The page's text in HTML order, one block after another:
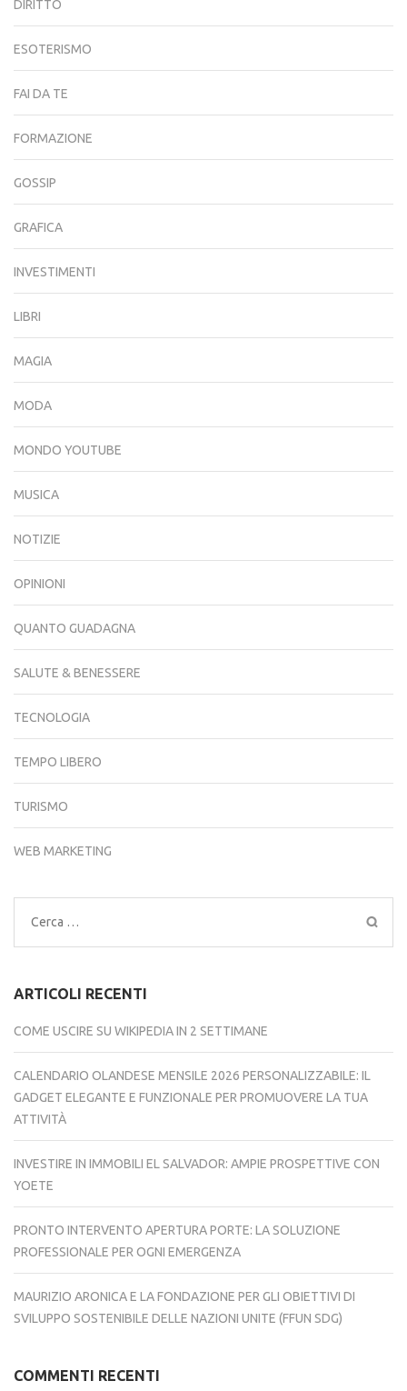
DIRITTO
ESOTERISMO
FAI DA TE
FORMAZIONE
GOSSIP
GRAFICA
INVESTIMENTI
LIBRI
MAGIA
MODA
MONDO YOUTUBE
MUSICA
NOTIZIE
OPINIONI
QUANTO GUADAGNA
SALUTE & BENESSERE
TECNOLOGIA
TEMPO LIBERO
TURISMO
WEB MARKETING
Ricerca
per:
ARTICOLI RECENTI
COME USCIRE SU WIKIPEDIA IN 2 SETTIMANE
CALENDARIO OLANDESE MENSILE 2026 PERSONALIZZABILE: IL
GADGET ELEGANTE E FUNZIONALE PER PROMUOVERE LA TUA
ATTIVITÀ
INVESTIRE IN IMMOBILI EL SALVADOR: AMPIE PROSPETTIVE CON
YOETE
PRONTO INTERVENTO APERTURA PORTE: LA SOLUZIONE
PROFESSIONALE PER OGNI EMERGENZA
MAURIZIO ARONICA E LA FONDAZIONE PER GLI OBIETTIVI DI
SVILUPPO SOSTENIBILE DELLE NAZIONI UNITE (FFUN SDG)
COMMENTI RECENTI